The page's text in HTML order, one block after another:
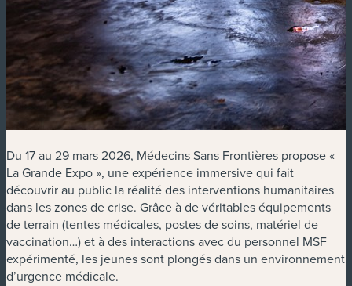
Du 17 au 29 mars 2026, Médecins Sans Frontières propose «
La Grande Expo », une expérience immersive qui fait
découvrir au public la réalité des interventions humanitaires
dans les zones de crise. Grâce à de véritables équipements
de terrain (tentes médicales, postes de soins, matériel de
vaccination…) et à des interactions avec du personnel MSF
expérimenté, les jeunes sont plongés dans un environnement
d’urgence médicale.